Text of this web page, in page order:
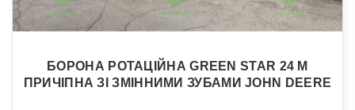
БОРОНА РОТАЦІЙНА GREEN STAR 24 М
ПРИЧІПНА ЗІ ЗМІННИМИ ЗУБАМИ JOHN DEERE